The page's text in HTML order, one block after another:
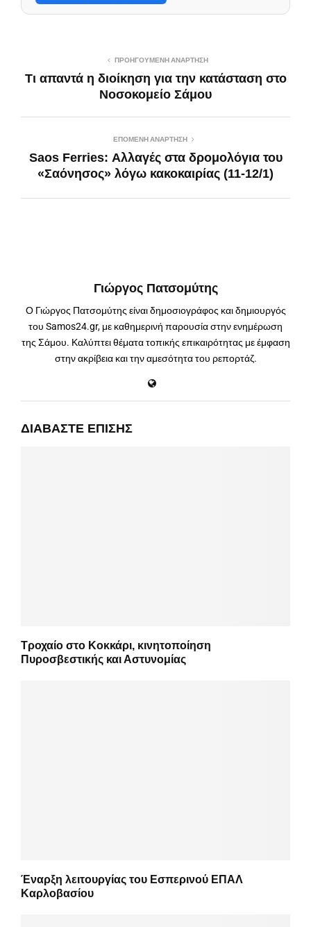
ΠΡΟΗΓΟΎΜΕΝΗ ΑΝΆΡΤΗΣΗ
Τι απαντά η διοίκηση για την κατάσταση στο
Νοσοκομείο Σάμου
ΕΠΌΜΕΝΗ ΑΝΆΡΤΗΣΗ
Saos Ferries: Αλλαγές στα δρομολόγια του
«Σαόνησος» λόγω κακοκαιρίας (11-12/1)
Γιώργος Πατσομύτης
Ο Γιώργος Πατσομύτης είναι δημοσιογράφος και δημιουργός
του Samos24.gr, με καθημερινή παρουσία στην ενημέρωση
της Σάμου. Καλύπτει θέματα τοπικής επικαιρότητας με έμφαση
στην ακρίβεια και την αμεσότητα του ρεπορτάζ.
ΔΙΑΒΆΣΤΕ ΕΠΊΣΗΣ
Τροχαίο στο Κοκκάρι, κινητοποίηση
Πυροσβεστικής και Αστυνομίας
Έναρξη λειτουργίας του Εσπερινού ΕΠΑΛ
Καρλοβασίου